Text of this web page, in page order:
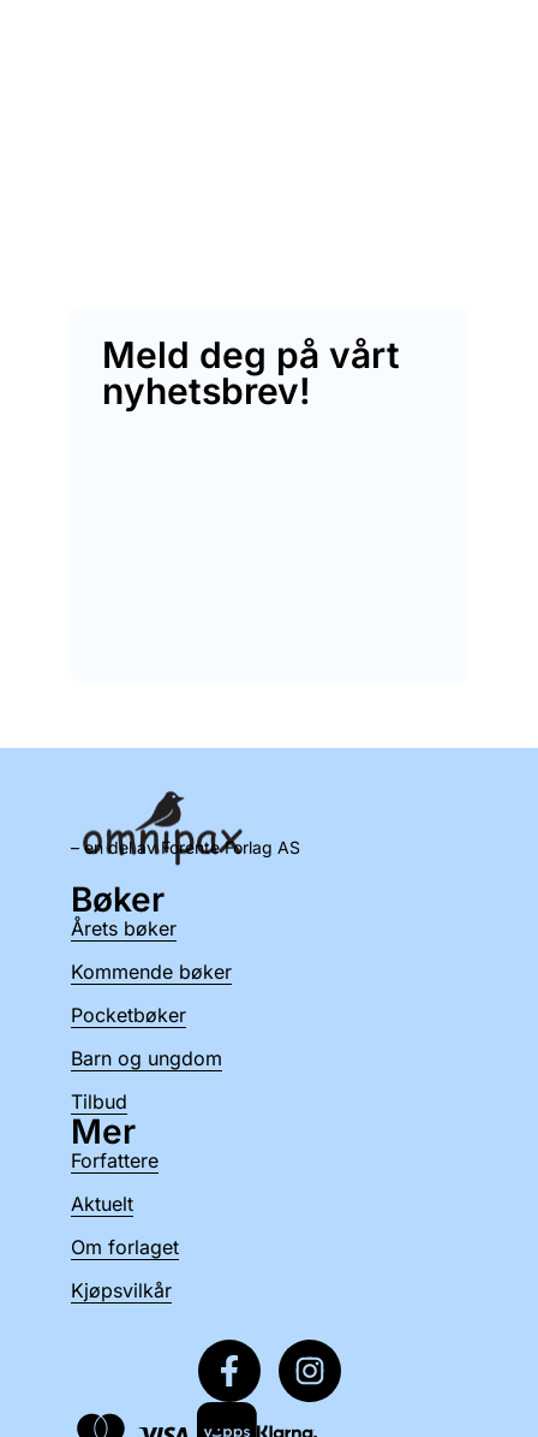
Meld deg på vårt
nyhetsbrev!
– en del av Forente Forlag AS
Bøker
Årets bøker
Kommende bøker
Pocketbøker
Barn og ungdom
Tilbud
Mer
Forfattere
Aktuelt
Om forlaget
Kjøpsvilkår